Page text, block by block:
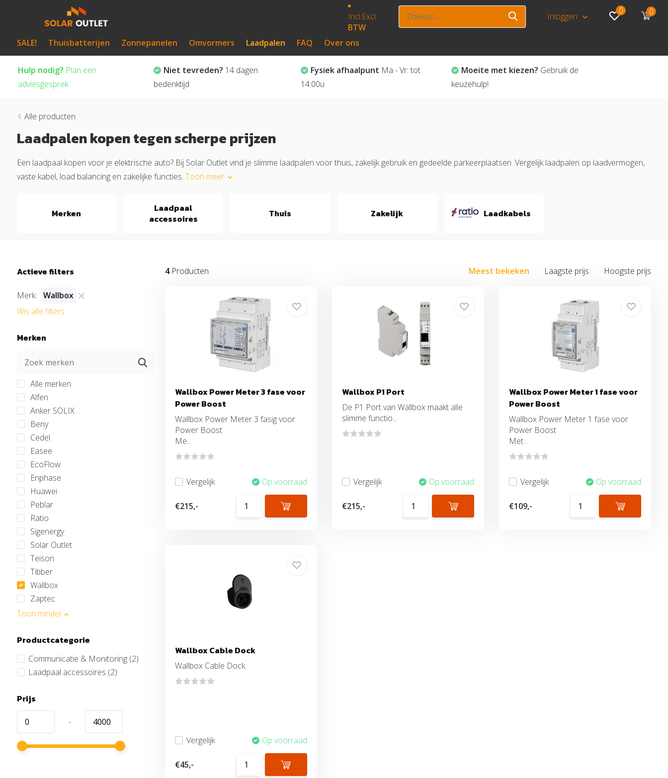
Incl.Excl.
BTW
Inloggen
0 0
SALE! Thuisbatterijen Zonnepanelen Omvormers Laadpalen FAQ Over ons
Hulp nodig? Plan een
adviesgesprek
Niet tevreden? 14 dagen
bedenktijd
Fysiek afhaalpunt Ma - Vr: tot
14:00u
Moeite met kiezen? Gebruik de
keuzehulp!
Alle producten
Laadpalen kopen tegen scherpe prijzen
Een laadpaal kopen voor je elektrische auto? Bij Solar Outlet vind je slimme laadpalen voor thuis, zakelijk gebruik en gedeelde parkeerplaatsen. Vergelijk laadpalen op laadvermogen,
vaste kabel, load balancing en zakelijke functies. Toon meer
Merken
Laadpaal
accessoires
Thuis Zakelijk Laadkabels
Actieve filters
Merk:
Wallbox
Wis alle filters
Merken
Alle merken
Alfen
Anker SOLIX
Beny
Cedel
Easee
EcoFlow
Enphase
Huawei
Peblar
Ratio
Sigenergy
Solar Outlet
Teison
Tibber
Wallbox
Zaptec
Toon minder
Productcategorie
Communicatie & Monitoring (2)
Laadpaal accessoires (2)
Prijs
-
4Producten Meest bekeken Laagste prijs Hoogste prijs
Wallbox Power Meter 3 fase voor
Power Boost
Wallbox Power Meter 3 fasig voor
Power Boost
Me...
Vergelijk Op voorraad
€215,-
Wallbox P1 Port
De P1 Port van Wallbox maakt alle
slimme functio...
Vergelijk Op voorraad
€215,-
Wallbox Power Meter 1 fase voor
Power Boost
Wallbox Power Meter 1 fase voor
Power Boost
Met...
Vergelijk Op voorraad
€109,-
Wallbox Cable Dock
Wallbox Cable Dock.
Vergelijk Op voorraad
€45,-